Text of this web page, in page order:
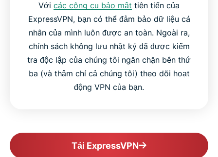
Với các công cụ bảo mật tiên tiến của
ExpressVPN, bạn có thể đảm bảo dữ liệu cá
nhân của mình luôn được an toàn. Ngoài ra,
chính sách không lưu nhật ký đã được kiểm
tra độc lập của chúng tôi ngăn chặn bên thứ
ba (và thậm chí cả chúng tôi) theo dõi hoạt
động VPN của bạn.
Tải ExpressVPN